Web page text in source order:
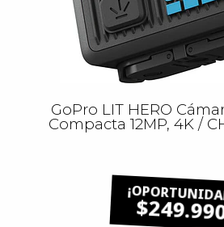
GoPro LIT HERO
Compacta 12MP, 4K /